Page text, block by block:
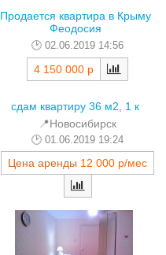
Продается квартира в Крыму
Феодосия
02.06.2019 14:56
4 150 000 р
сдам квартиру 36 м2, 1 к
📍Новосибирск
01.06.2019 19:24
Цена аренды 12 000 р/мес